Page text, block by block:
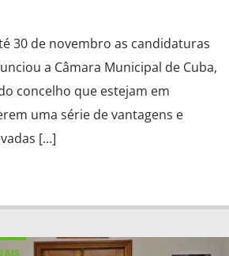
30 de novembro as candidaturas
a Câmara Municipal de Cuba,
concelho que estejam em
uma série de vantagens e
[…]